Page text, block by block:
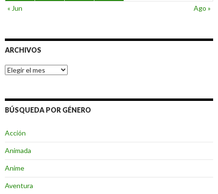
« Jun
Ago »
ARCHIVOS
Archivos
BÚSQUEDA POR GÉNERO
Acción
Animada
Anime
Aventura